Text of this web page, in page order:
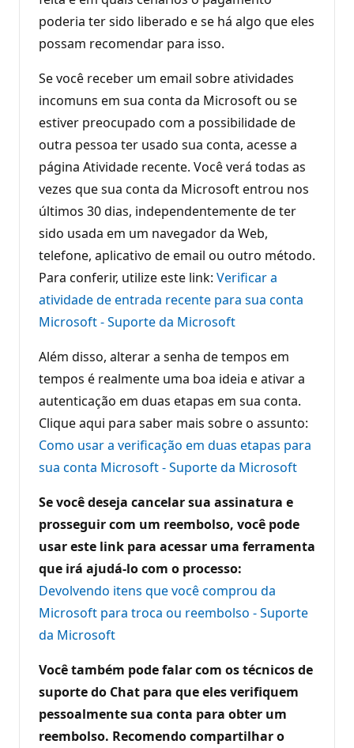
poderia ter sido liberado e se há algo que eles
possam recomendar para isso.
Se você receber um email sobre atividades
incomuns em sua conta da Microsoft ou se
estiver preocupado com a possibilidade de
outra pessoa ter usado sua conta, acesse a
página Atividade recente. Você verá todas as
vezes que sua conta da Microsoft entrou nos
últimos 30 dias, independentemente de ter
sido usada em um navegador da Web,
telefone, aplicativo de email ou outro método.
Para conferir, utilize este link: Verificar a
atividade de entrada recente para sua conta
Microsoft - Suporte da Microsoft
Além disso, alterar a senha de tempos em
tempos é realmente uma boa ideia e ativar a
autenticação em duas etapas em sua conta.
Clique aqui para saber mais sobre o assunto:
Como usar a verificação em duas etapas para
sua conta Microsoft - Suporte da Microsoft
Se você deseja cancelar sua assinatura e
prosseguir com um reembolso, você pode
usar este link para acessar uma ferramenta
que irá ajudá-lo com o processo:
Devolvendo itens que você comprou da
Microsoft para troca ou reembolso - Suporte
da Microsoft
Você também pode falar com os técnicos de
suporte do Chat para que eles verifiquem
pessoalmente sua conta para obter um
reembolso. Recomendo compartilhar o